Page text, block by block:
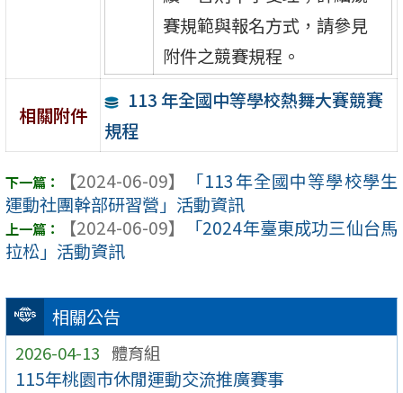
相關公告
2026-04-13 體育組
115年桃園市休閒運動交流推廣賽事
賽規範與報名方式，請參見
附件之競賽規程。
相關附件
113 年全國中等學校熱舞大賽競賽
規程
【2024-06-09】
「113年全國中等學校學生
運動社團幹部研習營」活動資訊
【2024-06-09】
「2024年臺東成功三仙台馬
拉松」活動資訊